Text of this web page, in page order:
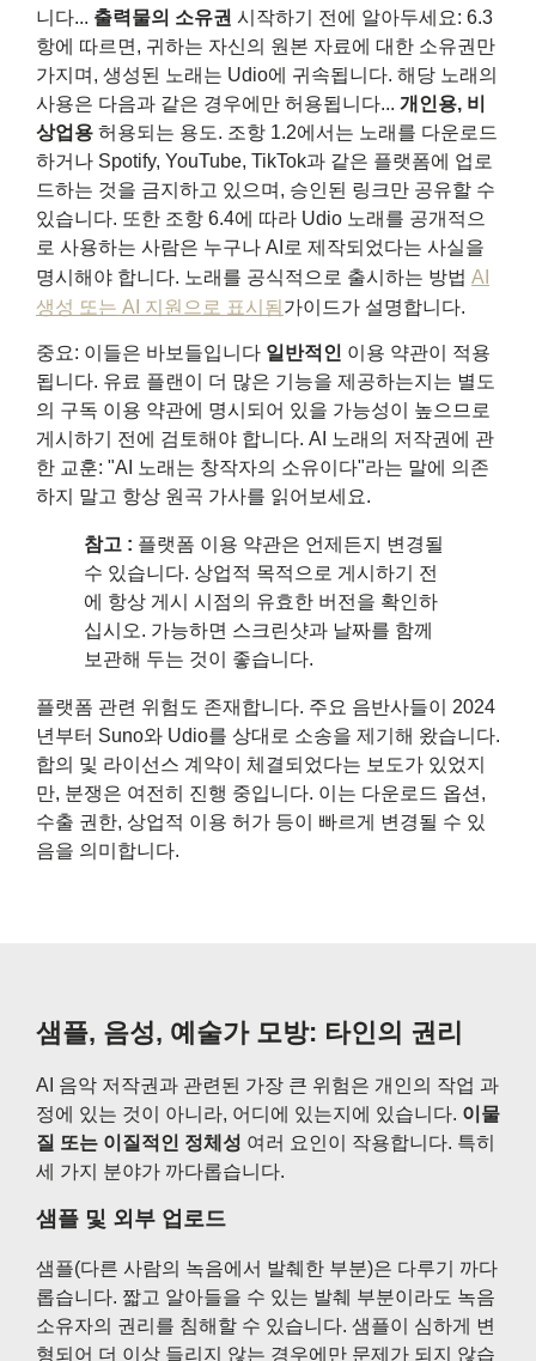
니다... 출력물의 소유권 시작하기 전에 알아두세요: 6.3
항에 따르면, 귀하는 자신의 원본 자료에 대한 소유권만
가지며, 생성된 노래는 Udio에 귀속됩니다. 해당 노래의
사용은 다음과 같은 경우에만 허용됩니다... 개인용, 비
상업용 허용되는 용도. 조항 1.2에서는 노래를 다운로드
하거나 Spotify, YouTube, TikTok과 같은 플랫폼에 업로
드하는 것을 금지하고 있으며, 승인된 링크만 공유할 수
있습니다. 또한 조항 6.4에 따라 Udio 노래를 공개적으
로 사용하는 사람은 누구나 AI로 제작되었다는 사실을
명시해야 합니다. 노래를 공식적으로 출시하는 방법 AI
생성 또는 AI 지원으로 표시됨 가이드가 설명합니다.
중요: 이들은 바보들입니다 일반적인 이용 약관이 적용
됩니다. 유료 플랜이 더 많은 기능을 제공하는지는 별도
의 구독 이용 약관에 명시되어 있을 가능성이 높으므로
게시하기 전에 검토해야 합니다. AI 노래의 저작권에 관
한 교훈: "AI 노래는 창작자의 소유이다"라는 말에 의존
하지 말고 항상 원곡 가사를 읽어보세요.
참고 : 플랫폼 이용 약관은 언제든지 변경될
수 있습니다. 상업적 목적으로 게시하기 전
에 항상 게시 시점의 유효한 버전을 확인하
십시오. 가능하면 스크린샷과 날짜를 함께
보관해 두는 것이 좋습니다.
플랫폼 관련 위험도 존재합니다. 주요 음반사들이 2024
년부터 Suno와 Udio를 상대로 소송을 제기해 왔습니다.
합의 및 라이선스 계약이 체결되었다는 보도가 있었지
만, 분쟁은 여전히 ​​진행 중입니다. 이는 다운로드 옵션,
수출 권한, 상업적 이용 허가 등이 빠르게 변경될 수 있
음을 의미합니다.
샘플, 음성, 예술가 모방: 타인의 권리
AI 음악 저작권과 관련된 가장 큰 위험은 개인의 작업 과
정에 있는 것이 아니라, 어디에 있는지에 있습니다. 이물
질 또는 이질적인 정체성 여러 요인이 작용합니다. 특히
세 가지 분야가 까다롭습니다.
샘플 및 외부 업로드
샘플(다른 사람의 녹음에서 발췌한 부분)은 다루기 까다
롭습니다. 짧고 알아들을 수 있는 발췌 부분이라도 녹음
소유자의 권리를 침해할 수 있습니다. 샘플이 심하게 변
형되어 더 이상 들리지 않는 경우에만 문제가 되지 않습